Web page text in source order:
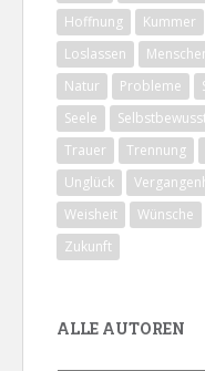
Hoffnung
Kummer
Loslassen
Natur
Probleme
Seele
Trauer
Trennung
Unglück
Weisheit
Wünsche
Zukunft
ALLE AUTOREN